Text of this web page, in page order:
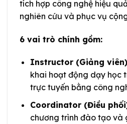
tích hợp công nghệ hiệu
nghiên cứu và phục vụ
6 vai trò chính gồm:
Instructor (Giảng
khai hoạt động dạy học
trực tuyến bằng công
Coordinator (Điều
chương trình đào tạo và